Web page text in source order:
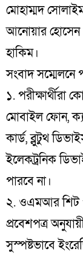
মোহাম্মদ
আনোয়ার হোসেন
হাকিম।
সংবাদ সম্মেলনে
১. পরীক্ষার্থীরা
মোবাইল ফোন,
কার্ড, ব্লুটুথ
ইলেকট্রনিক
পারবে না।
২. ওএমআর শিট
প্রবেশপত্র
সুস্পষ্টভাবে